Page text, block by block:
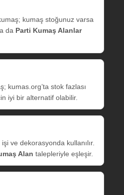
kumaş stoğunuz varsa
da Parti Kumaş Alanlar
kumas.org’ta stok fazlası
iyi bir alternatif olabilir.
ve dekorasyonda kullanılır.
Alan talepleriyle eşleşir.